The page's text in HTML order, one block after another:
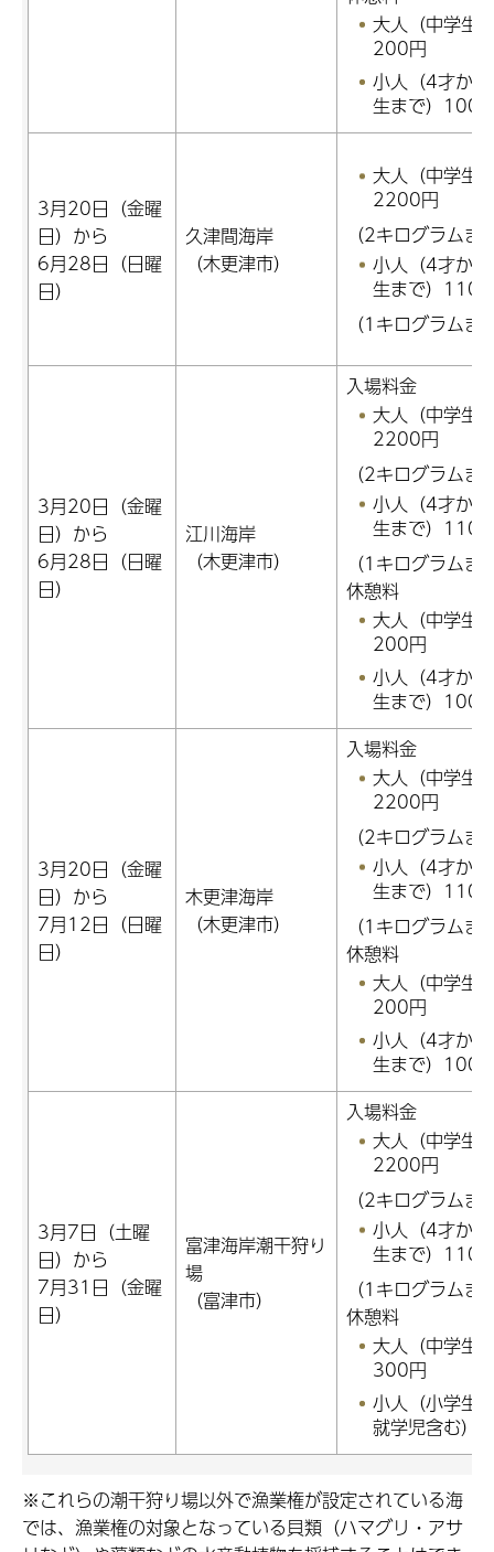
大人（中学生
200円
小人（4才か
生まで）100
3月20日（金曜
日）から
6月28日（日曜
日）
久津間海岸
（木更津市）
大人（中学生
2200円
（2キログラムま
小人（4才か
生まで）
（1キログラムま
3月20日（金曜
日）から
6月28日（日曜
日）
江川海岸
（木更津市）
入場料金
大人（中学生
2200円
（2キログラムま
小人（4才か
生まで）
（1キログラムま
休憩料
大人（中学生
200円
小人（4才か
生まで）100
3月20日（金曜
日）から
7月12日（日曜
日）
木更津海岸
（木更津市）
入場料金
大人（中学生
2200円
（2キログラムま
小人（4才か
生まで）
（1キログラムま
休憩料
大人（中学生
200円
小人（4才か
生まで）100
3月7日（土曜
日）から
7月31日（金曜
日）
富津海岸潮干狩り
場
（富津市）
入場料金
大人（中学生
2200円
（2キログラムま
小人（4才か
生まで）
（1キログラムま
休憩料
大人（中学生
300円
小人（小学生
就学児含む）
※これらの潮干狩り場以外で漁業権が設定されている海
では、漁業権の対象となっている貝類（ハマグリ・アサ